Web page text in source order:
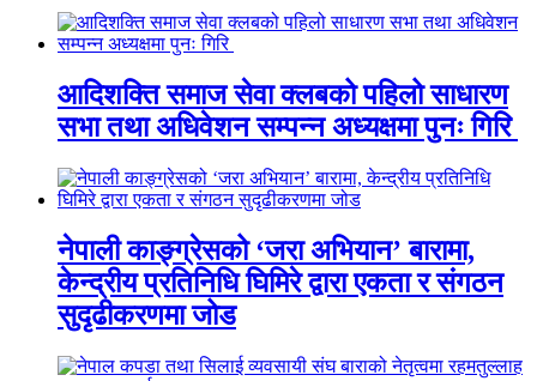
आदिशक्ति समाज सेवा क्लबको पहिलो साधारण
सभा तथा अधिवेशन सम्पन्न अध्यक्षमा पुनः गिरि
नेपाली काङ्ग्रेसको ‘जरा अभियान’ बारामा,
केन्द्रीय प्रतिनिधि घिमिरे द्वारा एकता र संगठन
सुदृढीकरणमा जोड